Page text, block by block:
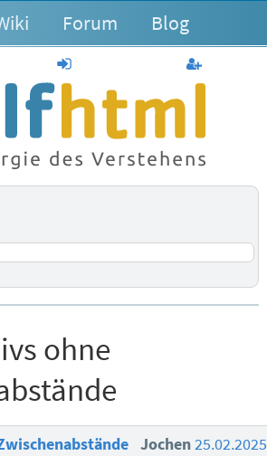
Forum Blog
anmelden
ohne
Jochen